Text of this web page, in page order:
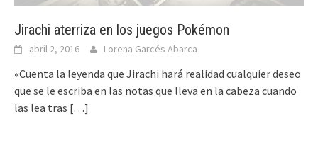
Jirachi aterriza en los juegos Pokémon
abril 2, 2016 Lorena Garcés Abarca
«Cuenta la leyenda que Jirachi hará realidad cualquier deseo
que se le escriba en las notas que lleva en la cabeza cuando
las lea tras […]